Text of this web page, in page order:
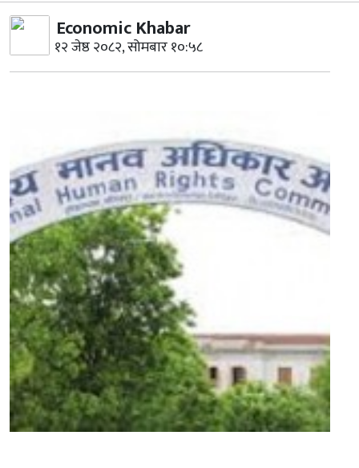
Economic Khabar
१२ जेष्ठ २०८२, सोमबार १०:५८